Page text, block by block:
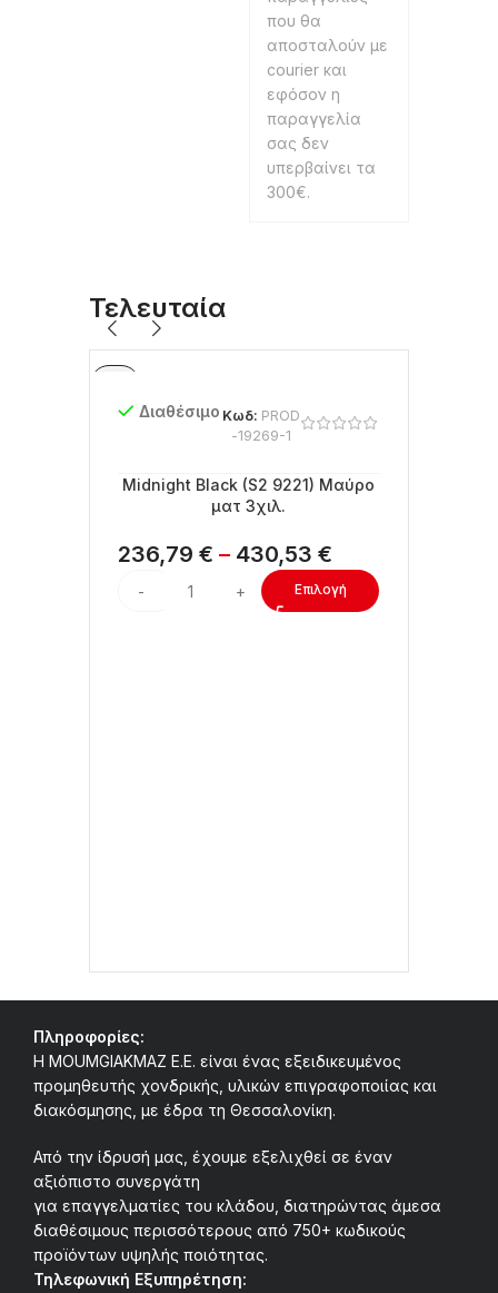
που θα
αποσταλούν με
courier και
εφόσον η
παραγγελία
σας δεν
υπερβαίνει τα
300€.
Τελευταία
Διαθέσιμο Κωδ: PROD
-19269-1
Midnight Black (S2 9221) Μαύρο
ματ 3χιλ.
236,79 € – 430,53 €
Επιλογή
Πληροφορίες:
Η MOUMGIAKMAZ E.E. είναι ένας εξειδικευμένος
προμηθευτής χονδρικής, υλικών επιγραφοποιίας και
διακόσμησης, με έδρα τη Θεσσαλονίκη.
Από την ίδρυσή μας, έχουμε εξελιχθεί σε έναν
αξιόπιστο συνεργάτη
για επαγγελματίες του κλάδου, διατηρώντας άμεσα
διαθέσιμους περισσότερους από 750+ κωδικούς
προϊόντων υψηλής ποιότητας.
Τηλεφωνική Εξυπηρέτηση: